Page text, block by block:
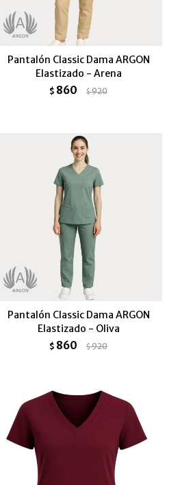
Pantalón Classic Dama ARGON
Elastizado - Arena
$ 860 $920
Pantalón Classic Dama ARGON
Elastizado - Oliva
$ 860 $920